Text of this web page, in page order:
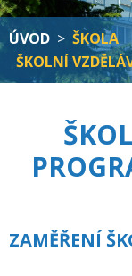
ÚVOD > ŠKOLA
ŠKOLNÍ
ZAMĚŘENÍ